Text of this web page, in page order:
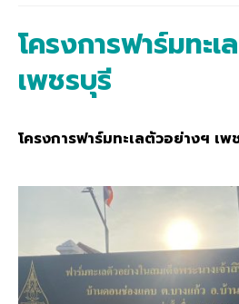
โครงการฟาร์มทะ
เพชรบุรี
โครงการฟาร์มทะเลตัวอย่างฯ เพ